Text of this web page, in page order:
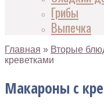
Грибы
Выпечка
Главная » Вторые
креветками
Макароны с